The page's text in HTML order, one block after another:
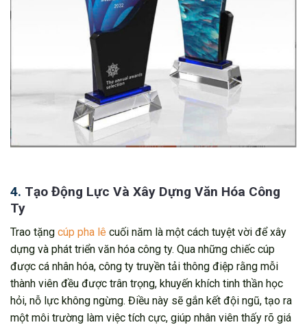
4. Tạo Động Lực Và Xây Dựng Văn Hóa Công
Ty
Trao tặng cúp pha lê cuối năm là một cách tuyệt vời để xây
dựng và phát triển văn hóa công ty. Qua những chiếc cúp
được cá nhân hóa, công ty truyền tải thông điệp rằng mỗi
thành viên đều được trân trọng, khuyến khích tinh thần học
hỏi, nỗ lực không ngừng. Điều này sẽ gắn kết đội ngũ, tạo ra
một môi trường làm việc tích cực, giúp nhân viên thấy rõ giá